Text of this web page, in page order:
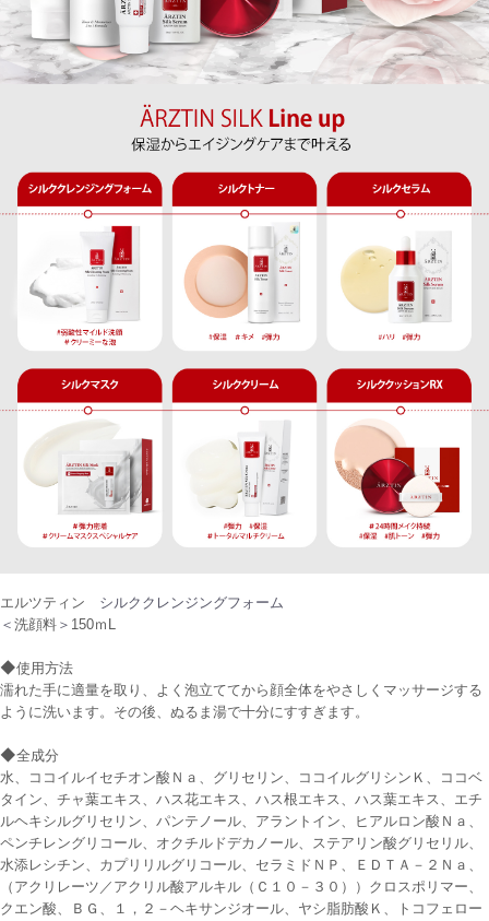
エルツティン シルククレンジングフォーム
＜ 洗顔料 ＞ 150ｍ L
◆使用方法
濡れた手に適量を取り、よく泡立ててから顔全体をやさしくマッサージする
ように洗います。その後、ぬるま湯で十分にすすぎます。
◆全成分
水、ココイルイセチオン酸Ｎａ、グリセリン、ココイルグリシンＫ、ココベ
タイン、チャ葉エキス、ハス花エキス、ハス根エキス、ハス葉エキス、エチ
ルヘキシルグリセリン、パンテノール、アラントイン、ヒアルロン酸Ｎａ、
ペンチレングリコール、オクチルドデカノール、ステアリン酸グリセリル、
水添レシチン、カプリリルグリコール、セラミドＮＰ、ＥＤＴＡ－２Ｎａ、
（アクリレーツ／アクリル酸アルキル（Ｃ１０－３０））クロスポリマー、
クエン酸、ＢＧ、１，２－ヘキサンジオール、 ヤシ脂肪酸Ｋ、
トコフェロー